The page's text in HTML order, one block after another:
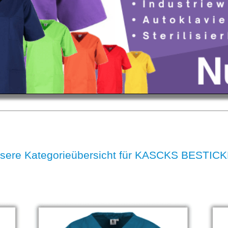
Kategorieübersicht für KASCKS